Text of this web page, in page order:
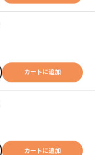
カートに追加
カートに追加